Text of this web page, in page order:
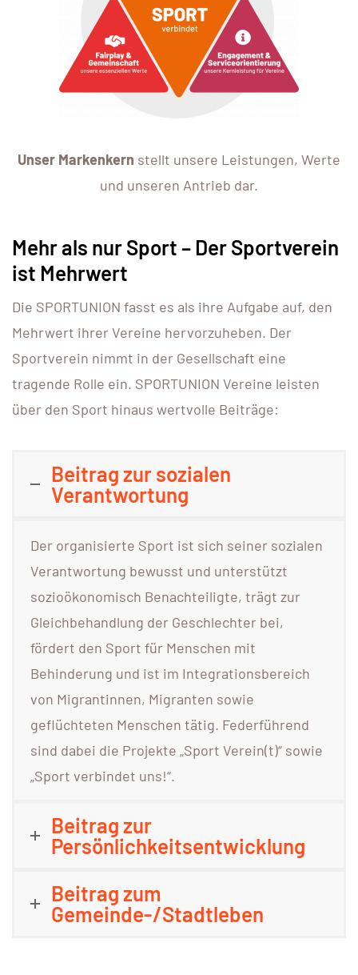
Unser Markenkern stellt unsere Leistungen, Werte
und unseren Antrieb dar.
Mehr als nur Sport – Der Sportverein
ist Mehrwert
Die SPORTUNION fasst es als ihre Aufgabe auf, den
Mehrwert ihrer Vereine hervorzuheben. Der
Sportverein nimmt in der Gesellschaft eine
tragende Rolle ein. SPORTUNION Vereine leisten
über den Sport hinaus wertvolle Beiträge:
Beitrag zur sozialen
Verantwortung
Der organisierte Sport ist sich seiner sozialen
Verantwortung bewusst und unterstützt
sozioökonomisch Benachteiligte, trägt zur
Gleichbehandlung der Geschlechter bei,
fördert den Sport für Menschen mit
Behinderung und ist im Integrationsbereich
von Migrantinnen, Migranten sowie
geflüchteten Menschen tätig. Federführend
sind dabei die Projekte „Sport Verein(t)“ sowie
„Sport verbindet uns!“.
Beitrag zur
Persönlichkeitsentwicklung
Beitrag zum
Gemeinde-/Stadtleben